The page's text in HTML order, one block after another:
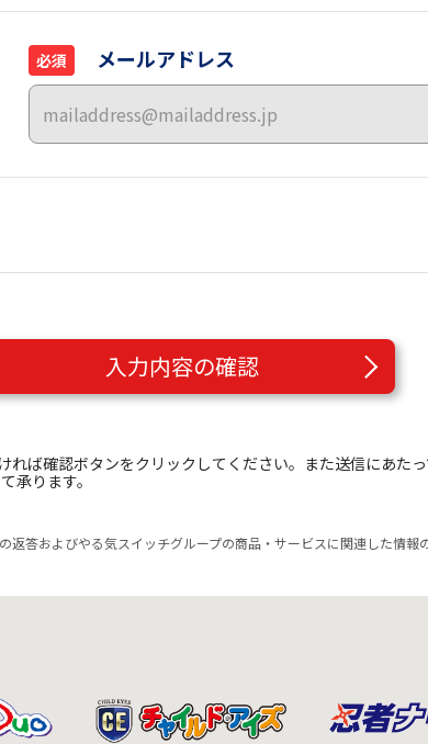
必須 メールアドレス
入力内容の確認
れば確認ボタンをクリックしてください。また送信にあた
承ります。
答およびやる気スイッチグループの商品・サービスに関連した情報